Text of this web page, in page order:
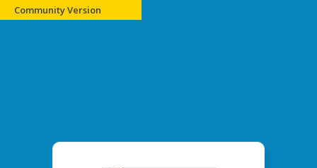
Community Version